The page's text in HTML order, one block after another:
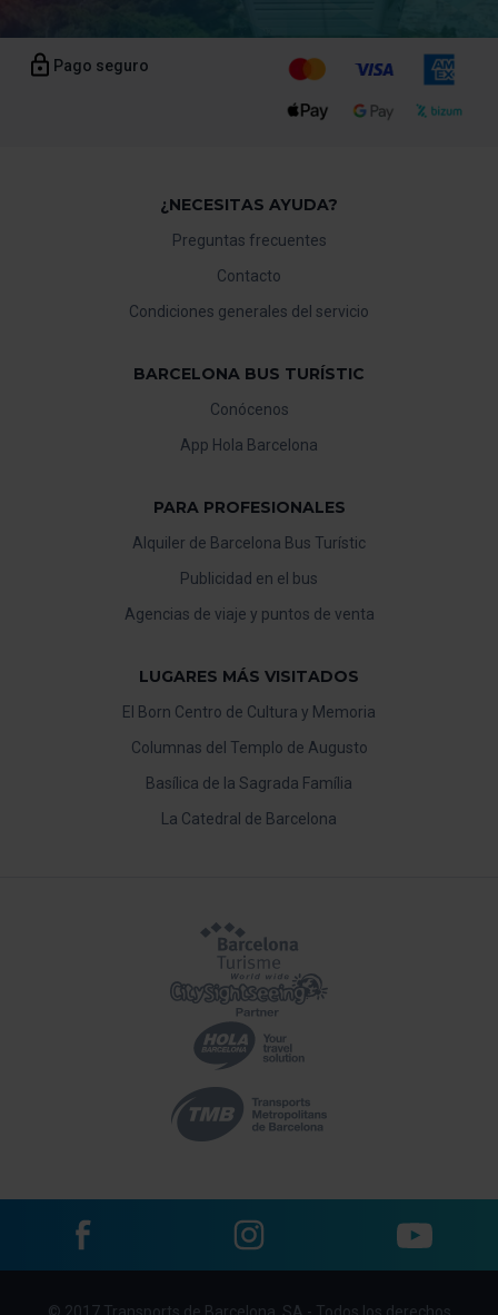
Pago seguro
¿NECESITAS AYUDA?
Preguntas frecuentes
Contacto
Condiciones generales del servicio
BARCELONA BUS TURÍSTIC
Conócenos
App Hola Barcelona
PARA PROFESIONALES
Alquiler de Barcelona Bus Turístic
Publicidad en el bus
Agencias de viaje y puntos de venta
LUGARES MÁS VISITADOS
El Born Centro de Cultura y Memoria
Columnas del Templo de Augusto
Basílica de la Sagrada Família
La Catedral de Barcelona
Menu